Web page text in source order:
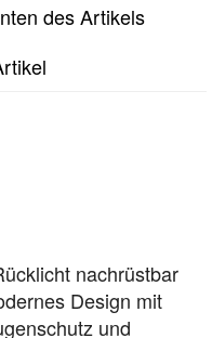
des Artikels
nachrüstbar
Design mit
und